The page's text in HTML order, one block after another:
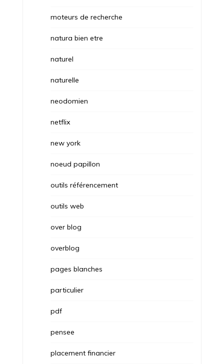
moteurs de recherche
natura bien etre
naturel
naturelle
neodomien
netflix
new york
noeud papillon
outils référencement
outils web
over blog
overblog
pages blanches
particulier
pdf
pensee
placement financier